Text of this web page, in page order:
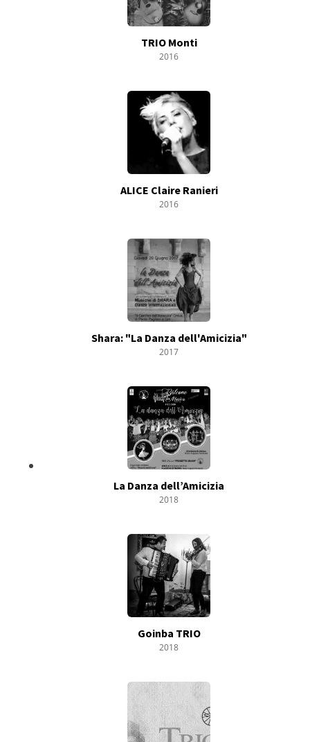
TRIO Monti
2016
ALICE Claire Ranieri
2016
Shara: "La Danza dell'Amicizia"
2017
La Danza dell’Amicizia
2018
Goinba TRIO
2018